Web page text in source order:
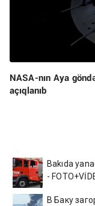
NASA-nın Aya
açıqlanıb
Bakıda
-
В Баку